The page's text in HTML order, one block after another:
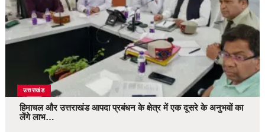
उत्तराखंड
हिमाचल और उत्तराखंड आपदा प्रबंधन के क्षेत्र में एक दूसरे के अनुभवों का
लेंगे लाभ…